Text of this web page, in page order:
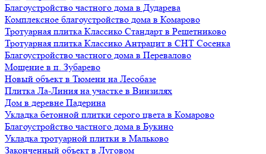
Благоустройство частного дома в Дударева
Комплексное благоустройство дома в Комарово
Тротуарная плитка Классико Стандарт в Решетниково
Тротуарная плитка Классико Антрацит в СНТ Сосенка
Благоустройство частного дома в Перевалово
Мощение в п. Зубарево
Новый объект в Тюмени на Лесобазе
Плитка Ла-Линия на участке в Винзилях
Дом в деревне Падерина
Укладка бетонной плитки серого цвета в Комарово
Благоустройство частного дома в Букино
Укладка тротуарной плитки в Мальково
Законченный объект в Луговом